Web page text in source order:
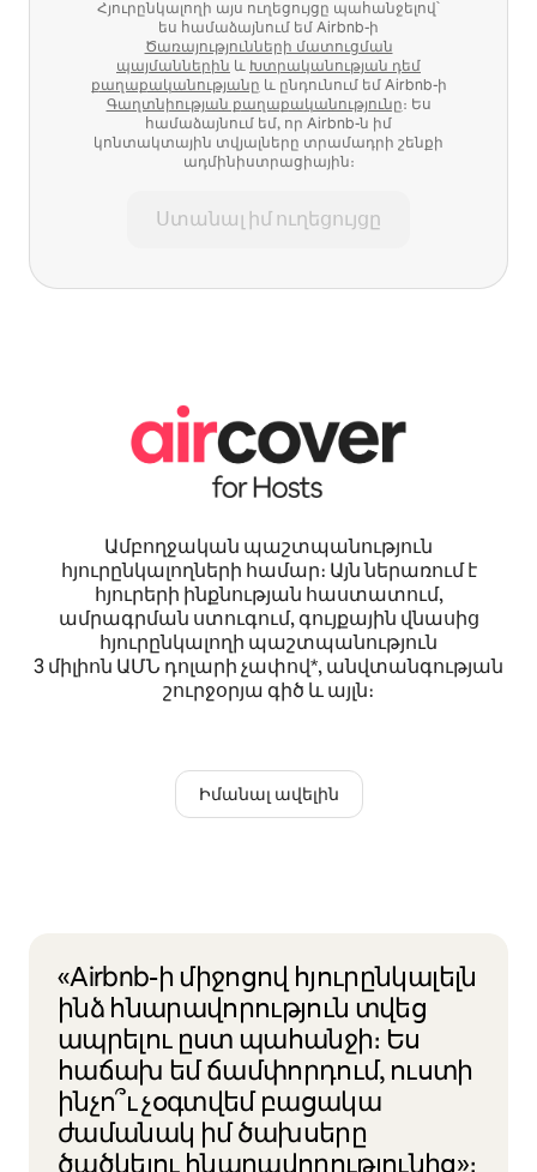
Հյուրընկալողի այս ուղեցույցը պահանջելով՝
ես համաձայնում եմ Airbnb-ի
Ծառայությունների մատուցման
պայմաններին և Խտրականության դեմ
քաղաքականությանը և ընդունում եմ Airbnb-ի
Գաղտնիության քաղաքականությունը։ Ես
համաձայնում եմ, որ Airbnb-ն իմ
կոնտակտային տվյալները տրամադրի շենքի
ադմինիստրացիային։
Ստանալ իմ ուղեցույցը
Ամբողջական պաշտպանություն
հյուրընկալողների համար։ Այն ներառում է
հյուրերի ինքնության հաստատում,
ամրագրման ստուգում, գույքային վնասից
հյուրընկալողի պաշտպանություն
3 միլիոն ԱՄՆ դոլարի չափով*, անվտանգության
շուրջօրյա գիծ և այլն։
Իմանալ ավելին
«Airbnb-ի միջոցով հյուրընկալելն
ինձ հնարավորություն տվեց
ապրելու ըստ պահանջի։ Ես
հաճախ եմ ճամփորդում, ուստի
ինչո՞ւ չօգտվեմ բացակա
ժամանակ իմ ծախսերը
ծածկելու հնարավորությունից»։